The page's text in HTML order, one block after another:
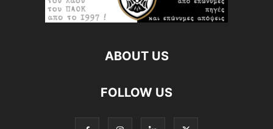
ABOUT US
FOLLOW US